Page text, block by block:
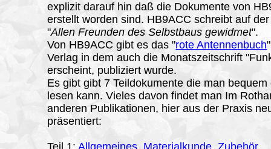
explizit darauf hin daß die Dokumente von
erstellt worden sind. HB9ACC schreibt auf
"Allen Freunden des Selbstbaus gewidmet".
Von HB9ACC gibt es das "rote Antennenbuch
Verlag in dem auch die Monatszeitschrift
erscheint, publiziert wurde.
Es gibt gibt 7Teildokumente die man bequem
lesen kann. Vieles davon findet man Im
anderen Publikationen, hier aus der Praxis
präsentiert:
Teil 1:Allgemeines, Materialkunde, Zubehör